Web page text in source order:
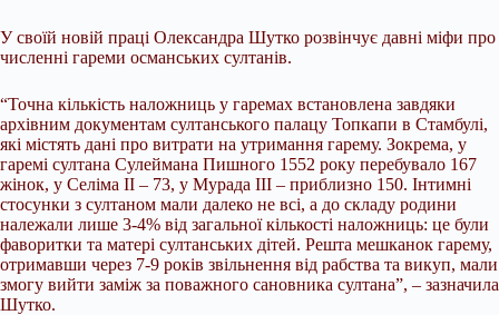
У своїй новій праці Олександра Шутко розвінчує давні міфи про
численні гареми османських султанів.
“Точна кількість наложниць у гаремах встановлена завдяки
архівним документам султанського палацу Топкапи в Стамбулі,
які містять дані про витрати на утримання гарему. Зокрема, у
гаремі султана Сулеймана Пишного 1552 року перебувало 167
жінок, у Селіма ІІ – 73, у Мурада ІІІ – приблизно 150. Інтимні
стосунки з султаном мали далеко не всі, а до складу родини
належали лише 3-4% від загальної кількості наложниць: це були
фаворитки та матері султанських дітей. Решта мешканок гарему,
отримавши через 7-9 років звільнення від рабства та викуп, мали
змогу вийти заміж за поважного сановника султана”, – зазначила
Шутко.